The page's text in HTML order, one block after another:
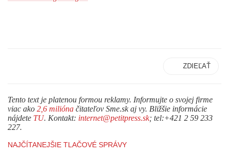
ZDIEĽAŤ
Tento text je platenou formou reklamy. Informujte o svojej firme
viac ako 2,6 milióna čitateľov Sme.sk aj vy. Bližšie informácie
nájdete TU. Kontakt: internet@petitpress.sk; tel:+421 2 59 233
227.
NAJČÍTANEJŠIE TLAČOVÉ SPRÁVY